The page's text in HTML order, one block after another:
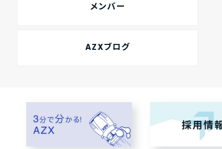
メンバー
AZXブログ